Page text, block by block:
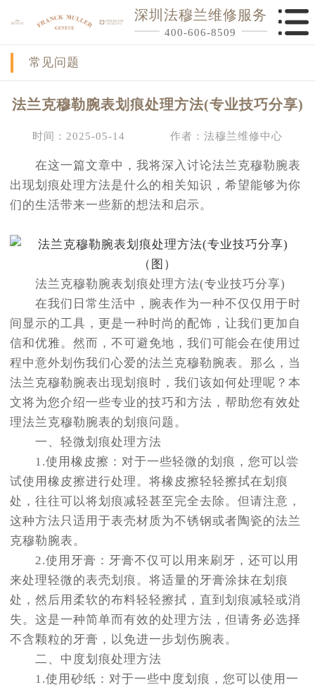
深圳法穆兰维修服务
400-606-8509
常见问题
法兰克穆勒腕表划痕处理方法(专业技巧分享)
时间：2025-05-14 作者：法穆兰维修中心
在这一篇文章中，我将深入讨论法兰克穆勒腕表
出现划痕处理方法是什么的相关知识，希望能够为你
们的生活带来一些新的想法和启示。
法兰克穆勒腕表划痕处理方法(专业技巧分享)
在我们日常生活中，腕表作为一种不仅仅用于时
间显示的工具，更是一种时尚的配饰，让我们更加自
信和优雅。然而，不可避免地，我们可能会在使用过
程中意外划伤我们心爱的法兰克穆勒腕表。那么，当
法兰克穆勒腕表出现划痕时，我们该如何处理呢？本
文将为您介绍一些专业的技巧和方法，帮助您有效处
理法兰克穆勒腕表的划痕问题。
一、轻微划痕处理方法
1.使用橡皮擦：对于一些轻微的划痕，您可以尝
试使用橡皮擦进行处理。将橡皮擦轻轻擦拭在划痕
处，往往可以将划痕减轻甚至完全去除。但请注意，
这种方法只适用于表壳材质为不锈钢或者陶瓷的法兰
克穆勒腕表。
2.使用牙膏：牙膏不仅可以用来刷牙，还可以用
来处理轻微的表壳划痕。将适量的牙膏涂抹在划痕
处，然后用柔软的布料轻轻擦拭，直到划痕减轻或消
失。这是一种简单而有效的处理方法，但请务必选择
不含颗粒的牙膏，以免进一步划伤腕表。
二、中度划痕处理方法
1.使用砂纸：对于一些中度划痕，您可以使用一